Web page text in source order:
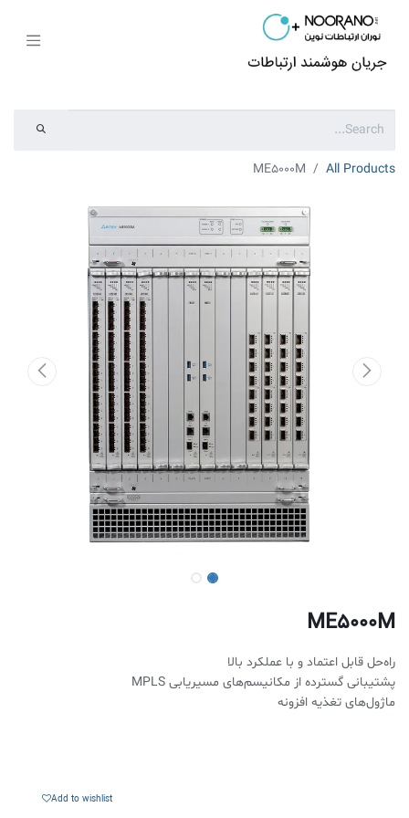
All Products
ME5000M
ME5000M
راه‌حل قابل اعتماد و با عملکرد بالا
پشتیبانی گسترده از مکانیسم‌های مسیریابی MPLS
ماژول‌های تغذیه افزونه
Add to wishlist